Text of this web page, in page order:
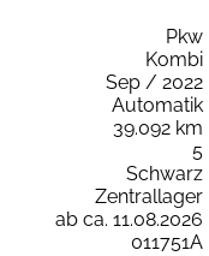
Pkw
Kombi
Sep / 2022
Automatik
39.092 km
5
Schwarz
Zentrallager
ab ca. 11.08.2026
011751A